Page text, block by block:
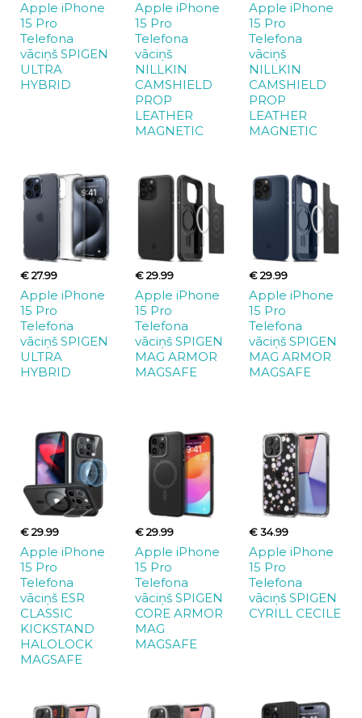
Apple iPhone
15 Pro
Telefona
vāciņš SPIGEN
ULTRA
HYBRID
Apple iPhone
15 Pro
Telefona
vāciņš
NILLKIN
CAMSHIELD
PROP
LEATHER
MAGNETIC
Apple iPhone
15 Pro
Telefona
vāciņš
NILLKIN
CAMSHIELD
PROP
LEATHER
MAGNETIC
€ 27.99
Apple iPhone
15 Pro
Telefona
vāciņš SPIGEN
ULTRA
HYBRID
€ 29.99
Apple iPhone
15 Pro
Telefona
vāciņš SPIGEN
MAG ARMOR
MAGSAFE
€ 29.99
Apple iPhone
15 Pro
Telefona
vāciņš SPIGEN
MAG ARMOR
MAGSAFE
€ 29.99
Apple iPhone
15 Pro
Telefona
vāciņš ESR
CLASSIC
KICKSTAND
HALOLOCK
MAGSAFE
€ 29.99
Apple iPhone
15 Pro
Telefona
vāciņš SPIGEN
CORE ARMOR
MAG
MAGSAFE
€ 34.99
Apple iPhone
15 Pro
Telefona
vāciņš SPIGEN
CYRILL CECILE